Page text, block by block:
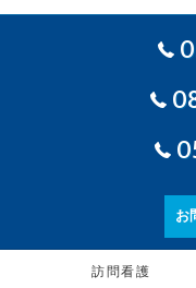
お
訪問看護